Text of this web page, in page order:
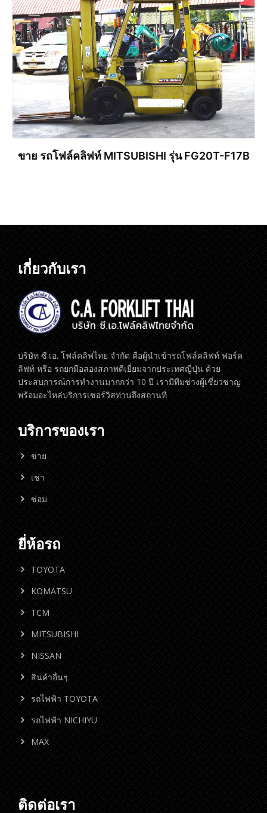
ขาย รถโฟล์คลิฟท์ MITSUBISHI รุ่น FG20T-F17B
เกี่ยวกับเรา
บริษัท ซี.เอ. โฟล์คลิฟไทย จำกัด คือผู้นำเข้ารถโฟล์คลิฟท์ ฟอร์ค
ลิฟท์ หรือ รถยกมือสองสภาพดีเยี่ยมจากประเทศญี่ปุ่น ด้วย
ประสบการณ์การทำงานมากกว่า 10 ปี เรามีทีมช่างผู้เชี่ยวชาญ
พร้อมอะไหล่บริการเซอร์วิสท่านถึงสถานที่
บริการของเรา
ขาย
เช่า
ซ่อม
ยี่ห้อรถ
TOYOTA
KOMATSU
TCM
MITSUBISHI
NISSAN
สินค้าอื่นๆ
รถไฟฟ้า TOYOTA
รถไฟฟ้า NICHIYU
MAX
ติดต่อเรา